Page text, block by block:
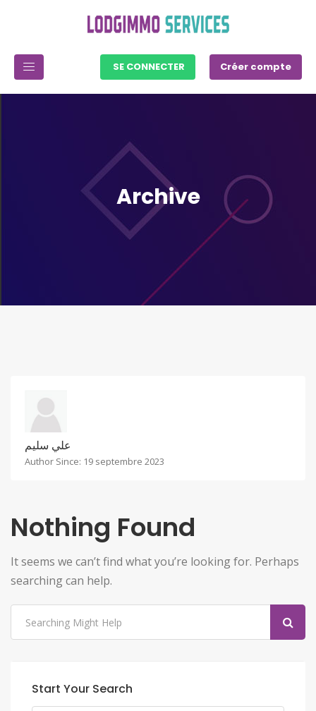
SE CONNECTER Créer compte
Archive
علي سليم
Author Since: 19 septembre 2023
Nothing Found
It seems we can’t find what you’re looking for. Perhaps
searching can help.
Start Your Search